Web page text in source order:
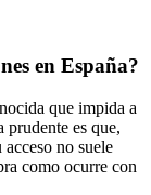
en España?
que impida a
prudente es que,
no suele
como ocurre con